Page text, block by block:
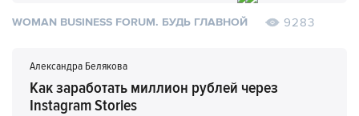
WOMAN BUSINESS FORUM. БУДЬ ГЛАВНОЙ 9283
Александра Белякова
Как заработать миллион рублей через
Instagram Stories